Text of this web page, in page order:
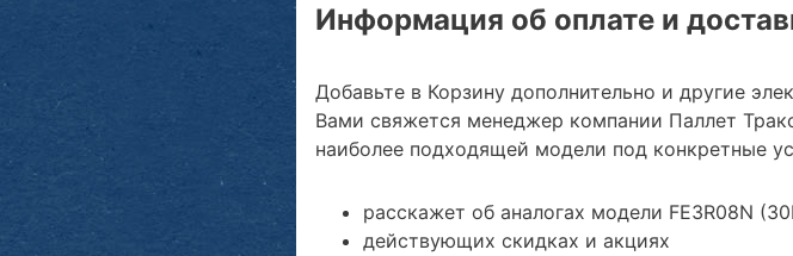
Информация об оплате и
Добавьте в Корзину дополнительно и другие
Вами свяжется менеджер компании Паллет
наиболее подходящей модели под конкретные
расскажет об аналогах модели FE3R08N
действующих скидках и акциях